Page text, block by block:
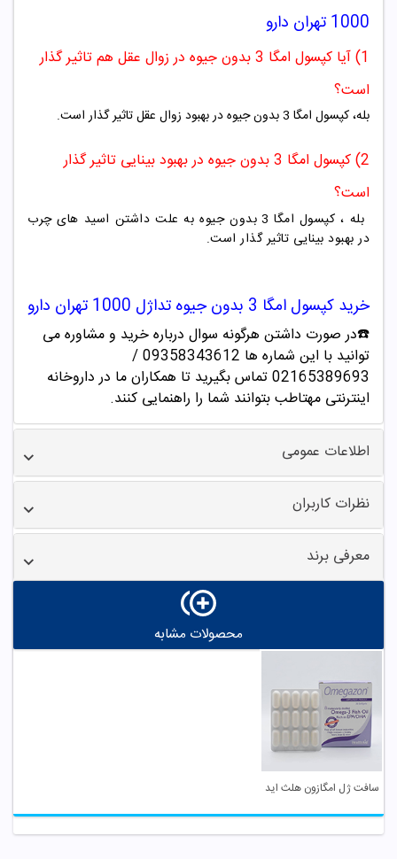
1000 تهران دارو
1) آیا کپسول امگا 3 بدون جیوه در زوال عقل هم تاثیر گذار
است؟
بله، کپسول امگا 3 بدون جیوه در بهبود زوال عقل تاثیر گذار است.
2) کپسول امگا 3 بدون جیوه در بهبود بینایی تاثیر گذار
است؟
بله ، کپسول امگا 3 بدون جیوه به علت داشتن اسید های چرب
در بهبود بینایی تاثیر گذار است.
خرید کپسول امگا 3 بدون جیوه تداژل 1000 تهران دارو
☎️در صورت داشتن هرگونه سوال درباره خرید و مشاوره می
توانید با این شماره ها 09358343612 /
02165389693تماس بگیرید تا همکاران ما در داروخانه
اینترنتی مهتاطب بتوانند شما را راهنمایی کنند.
اطلاعات عمومی
نظرات کاربران
معرفی برند
محصولات مشابه
سافت ژل امگازون هلث اید